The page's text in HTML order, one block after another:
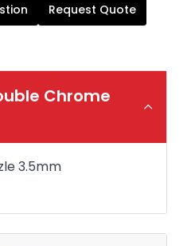
Request Quote
Chrome
3.5mm